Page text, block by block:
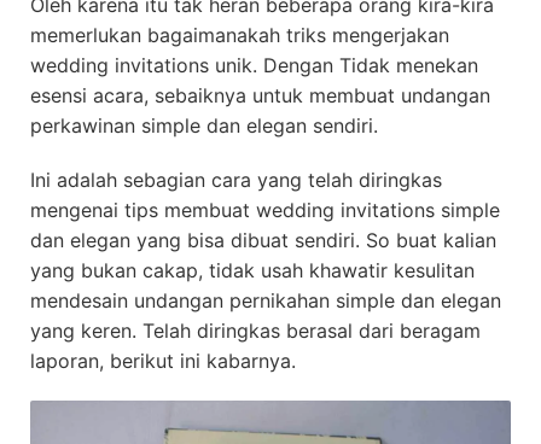
Oleh karena itu tak heran beberapa orang kira-kira
memerlukan bagaimanakah triks mengerjakan
wedding invitations unik. Dengan Tidak menekan
esensi acara, sebaiknya untuk membuat undangan
perkawinan simple dan elegan sendiri.
Ini adalah sebagian cara yang telah diringkas
mengenai tips membuat wedding invitations simple
dan elegan yang bisa dibuat sendiri. So buat kalian
yang bukan cakap, tidak usah khawatir kesulitan
mendesain undangan pernikahan simple dan elegan
yang keren. Telah diringkas berasal dari beragam
laporan, berikut ini kabarnya.